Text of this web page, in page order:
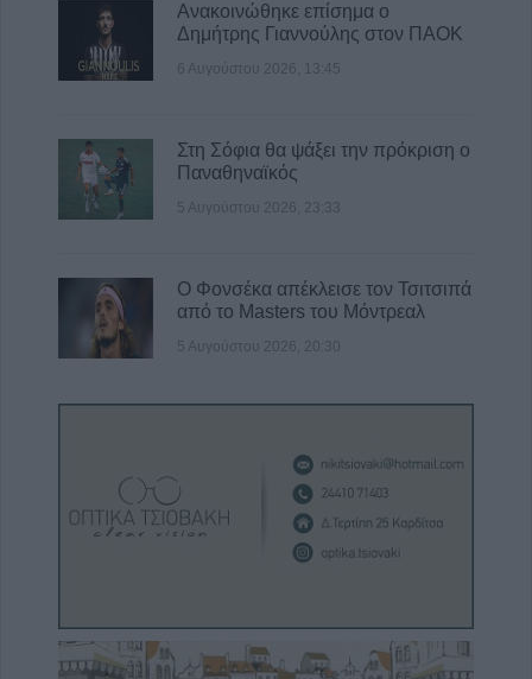
Ανακοινώθηκε επίσημα ο
Δημήτρης Γιαννούλης στον ΠΑΟΚ
6 Αυγούστου 2026, 13:45
Στη Σόφια θα ψάξει την πρόκριση ο
Παναθηναϊκός
5 Αυγούστου 2026, 23:33
Ο Φονσέκα απέκλεισε τον Τσιτσιπά
από το Masters του Μόντρεαλ
5 Αυγούστου 2026, 20:30